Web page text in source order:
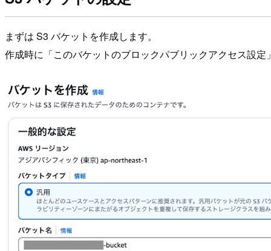
まずは S3 バケットを作成します。
作成時に「このバケットのブロックパブリックアクセス設